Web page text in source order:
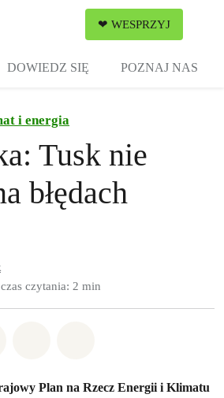
❤ WESPRZYJ
DOWIEDZ SIĘ POZNAJ NAS
i energia
Tusk nie
błędach
czas czytania: 2 min
Plan na Rzecz Energii i Klimatu